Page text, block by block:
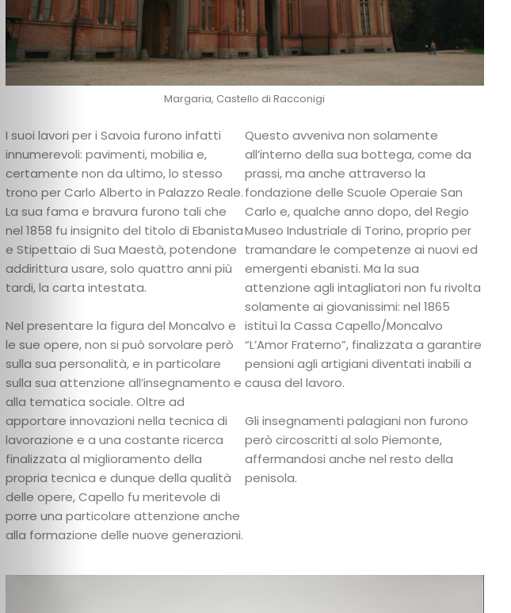
Magazine
English
Cerca
Margaria, Castello di Racconigi
I suoi lavori per i Savoia furono infatti
innumerevoli: pavimenti, mobilia e,
certamente non da ultimo, lo stesso
trono per Carlo Alberto in Palazzo Reale.
La sua fama e bravura furono tali che
nel 1858 fu insignito del titolo di Ebanista
e Stipettaio di Sua Maestà, potendone
addirittura usare, solo quattro anni più
tardi, la carta intestata.
Nel presentare la figura del Moncalvo e
le sue opere, non si può sorvolare però
sulla sua personalità, e in particolare
sulla sua attenzione all’insegnamento e
alla tematica sociale. Oltre ad
apportare innovazioni nella tecnica di
lavorazione e a una costante ricerca
finalizzata al miglioramento della
propria tecnica e dunque della qualità
delle opere, Capello fu meritevole di
porre una particolare attenzione anche
alla formazione delle nuove generazioni.
Questo avveniva non solamente
all’interno della sua bottega, come da
prassi, ma anche attraverso la
fondazione delle Scuole Operaie San
Carlo e, qualche anno dopo, del Regio
Museo Industriale di Torino, proprio per
tramandare le competenze ai nuovi ed
emergenti ebanisti. Ma la sua
attenzione agli intagliatori non fu rivolta
solamente ai giovanissimi: nel 1865
istituì la Cassa Capello/Moncalvo
“L’Amor Fraterno”, finalizzata a garantire
pensioni agli artigiani diventati inabili a
causa del lavoro.
Gli insegnamenti palagiani non furono
però circoscritti al solo Piemonte,
affermandosi anche nel resto della
penisola.